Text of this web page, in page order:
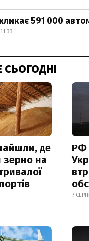
591 000
СЬОГОДНІ
де
зерно на
РФ
7